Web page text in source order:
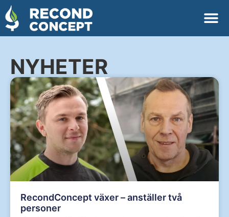
NYHETER
RecondConcept växer – anställer två
personer